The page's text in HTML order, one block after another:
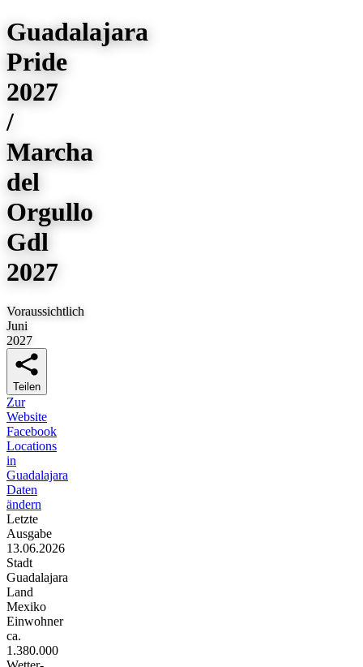
Guadalajara
Pride
2027
/
Marcha
del
Orgullo
Gdl
2027
Voraussichtlich
Juni
2027
Teilen
Zur
Website
Facebook
Locations
in
Guadalajara
Daten
ändern
Letzte
Ausgabe
13.06.2026
Stadt
Guadalajara
Land
Mexiko
Einwohner
ca.
1.380.000